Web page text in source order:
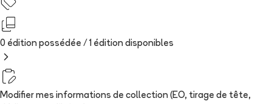
0 édition possédée / 1 édition disponibles
Modifier mes informations de collection (EO, tirage de tête,